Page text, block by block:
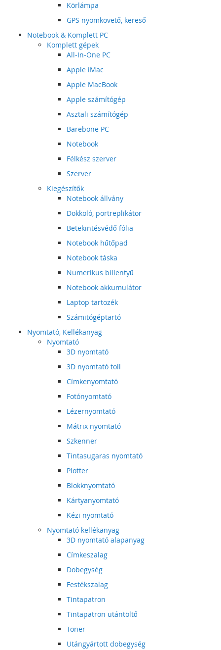
Körlámpa
GPS nyomkövető, kereső
Notebook & Komplett PC
Komplett gépek
All-In-One PC
Apple iMac
Apple MacBook
Apple számítógép
Asztali számítógép
Barebone PC
Notebook
Félkész szerver
Szerver
Kiegészítők
Notebook állvány
Dokkoló, portreplikátor
Betekintésvédő fólia
Notebook hűtőpad
Notebook táska
Numerikus billentyű
Notebook akkumulátor
Laptop tartozék
Számitógéptartó
Nyomtató, Kellékanyag
Nyomtató
3D nyomtató
3D nyomtató toll
Címkenyomtató
Fotónyomtató
Lézernyomtató
Mátrix nyomtató
Szkenner
Tintasugaras nyomtató
Plotter
Blokknyomtató
Kártyanyomtató
Kézi nyomtató
Nyomtató kellékanyag
3D nyomtató alapanyag
Címkeszalag
Dobegység
Festékszalag
Tintapatron
Tintapatron utántöltő
Toner
Utángyártott dobegység